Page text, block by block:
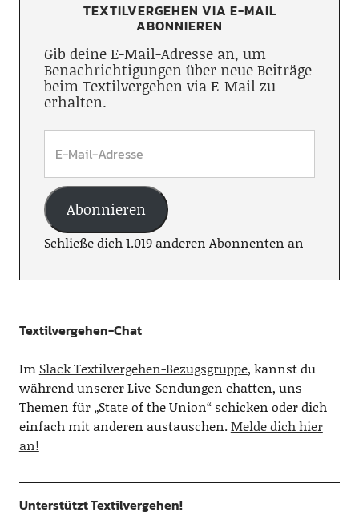
TEXTILVERGEHEN VIA E-MAIL
ABONNIEREN
Gib deine E-Mail-Adresse an, um
Benachrichtigungen über neue Beiträge
beim Textilvergehen via E-Mail zu
erhalten.
Abonnieren
Schließe dich 1.019 anderen Abonnenten an
Textilvergehen-Chat
Im Slack Textilvergehen-Bezugsgruppe, kannst du
während unserer Live-Sendungen chatten, uns
Themen für „State of the Union“ schicken oder dich
einfach mit anderen austauschen.Melde dich hier
an!
Unterstützt Textilvergehen!